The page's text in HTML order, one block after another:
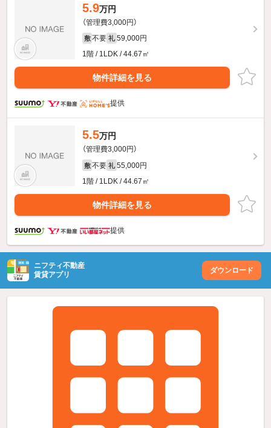
5.9万円
（管理費3,000円）
敷 不要 礼 59,000円
1階 / 1LDK / 44.67㎡
物件詳細を見る
提供
5.5万円
（管理費3,000円）
敷 不要 礼 55,000円
1階 / 1LDK / 44.67㎡
物件詳細を見る
提供
ニフティ不動産
賃貸アプリ
ダウンロード